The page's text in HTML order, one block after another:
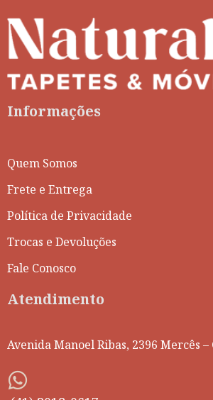
Informações
Quem Somos
Frete e Entrega
Política de Privacidade
Trocas e Devoluções
Fale Conosco
Atendimento
Avenida Manoel Ribas, 2396 Mercês